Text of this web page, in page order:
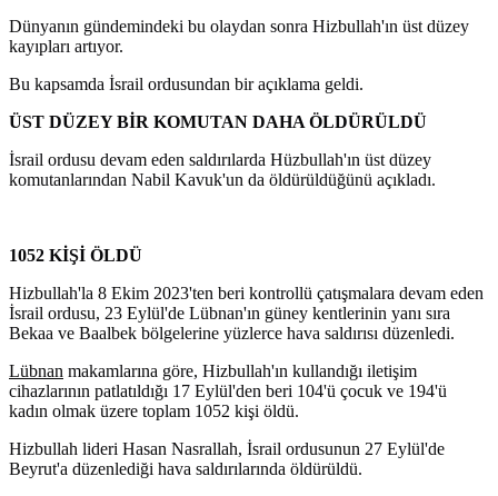
Dünyanın gündemindeki bu olaydan sonra Hizbullah'ın üst düzey
kayıpları artıyor.
Bu kapsamda İsrail ordusundan bir açıklama geldi.
ÜST DÜZEY BİR KOMUTAN DAHA ÖLDÜRÜLDÜ
İsrail ordusu devam eden saldırılarda Hüzbullah'ın üst düzey
komutanlarından Nabil Kavuk'un da öldürüldüğünü açıkladı.
1052 KİŞİ ÖLDÜ
Hizbullah'la 8 Ekim 2023'ten beri kontrollü çatışmalara devam eden
İsrail ordusu, 23 Eylül'de Lübnan'ın güney kentlerinin yanı sıra
Bekaa ve Baalbek bölgelerine yüzlerce hava saldırısı düzenledi.
Lübnan makamlarına göre, Hizbullah'ın kullandığı iletişim
cihazlarının patlatıldığı 17 Eylül'den beri 104'ü çocuk ve 194'ü
kadın olmak üzere toplam 1052 kişi öldü.
Hizbullah lideri Hasan Nasrallah, İsrail ordusunun 27 Eylül'de
Beyrut'a düzenlediği hava saldırılarında öldürüldü.